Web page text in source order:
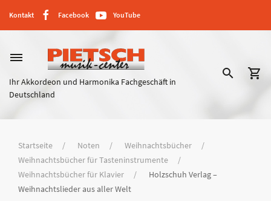
Kontakt Facebook YouTube
dehaze
Ihr Akkordeon und Harmonika Fachgeschäft in
Deutschland
search shopping_cart
Startseite Noten
Weihnachtsbücher
Weihnachtsbücher für Tasteninstrumente
Weihnachtsbücher für Klavier
Holzschuh Verlag –
Weihnachtslieder aus aller Welt